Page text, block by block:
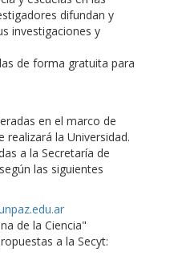
difundan y
investigaciones y
de forma gratuita para
en el marco de
realizará la Universidad.
a la Secretaría de
las siguientes
de la Ciencia"
a la Secyt: